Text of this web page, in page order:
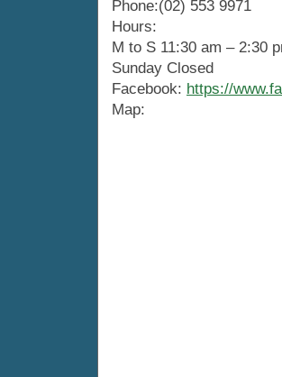
Phone:(02) 553 9971
Hours:
M to S 11:30 am – 2:30
Sunday Closed
Facebook: https://
Map: